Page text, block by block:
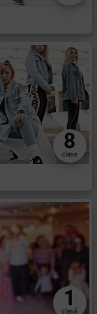
8
clase
1
clasă